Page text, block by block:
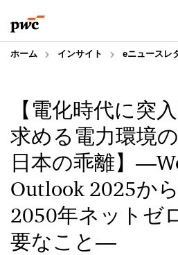
to
content
to
footer
ホーム インサイト eニュースレ
【電化時代に突
求める電力環境の
日本の乖離】
Outlook 2025から
2050年ネットゼ
要なこと―